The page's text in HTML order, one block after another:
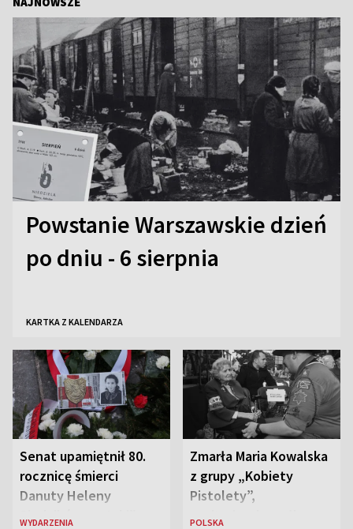
Powstanie Warszawskie dzień
po dniu - 6 sierpnia
KARTKA Z KALENDARZA
Senat upamiętnił 80.
rocznicę śmierci
Danuty Heleny
Siedzikówny „Inki”
WYDARZENIA
Zmarła Maria Kowalska
z grupy „Kobiety
Pistolety”,
sanitariuszka pułku
POLSKA